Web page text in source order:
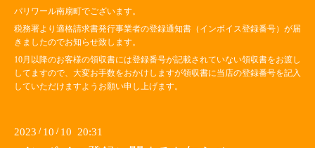
パリワール南扇町でございます。
税務署より適格請求書発行事業者の登録通知書（インボイス登録番号）が届
きましたのでお知らせ致します。
10月以降のお客様の領収書には登録番号が記載されていない領収書をお渡し
してますので、大変お手数をおかけしますが領収書に当店の登録番号を記入
していただけますようお願い申し上げます。
2023 / 10 / 10 20:31